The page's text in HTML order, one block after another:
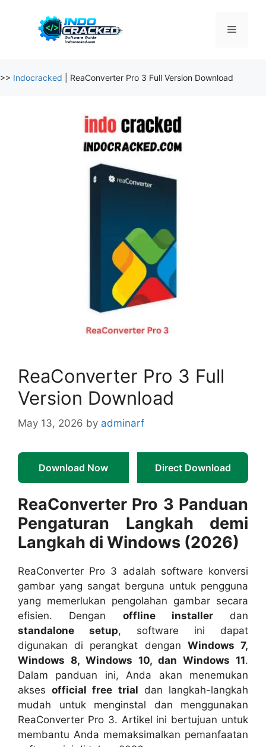
Menu
>> Indocracked ReaConverter Pro 3 Full Version Download
ReaConverter Pro 3 Full
Version Download
May 13, 2026 by adminarf
Download Now Direct Download
ReaConverter Pro 3 Panduan
Pengaturan Langkah demi
Langkah di Windows (2026)
ReaConverter Pro 3 adalah software konversi
gambar yang sangat berguna untuk pengguna
yang memerlukan pengolahan gambar secara
efisien. Dengan offline installerdan
standalone setup, software ini dapat
digunakan di perangkat dengan Windows 7,
Windows 8, Windows 10, dan Windows 11.
Dalam panduan ini, Anda akan menemukan
aksesofficial free trial dan langkah-langkah
mudah untuk menginstal dan menggunakan
ReaConverter Pro 3. Artikel ini bertujuan untuk
membantu Anda memaksimalkan pemanfaatan